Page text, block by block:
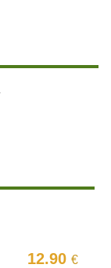
12.90€